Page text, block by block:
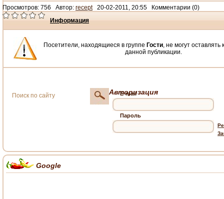
Просмотров: 756 Автор: recept20-02-2011, 20:55 Комментарии (0)
Информация
Посетители, находящиеся в группе Гости, не могут оставлять
данной публикации.
Авторизация
E-mail
Пароль
Google